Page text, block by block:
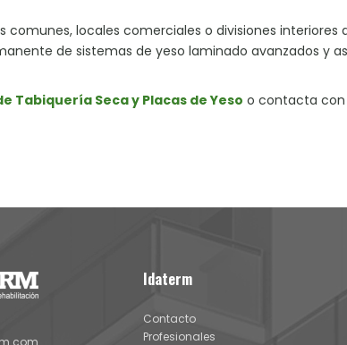
comunes, locales comerciales o divisiones
de sistemas de yeso laminado avanzados y
Tabiquería Seca y Placas de Yeso o contacta con
Idaterm
Contacto
Profesionales